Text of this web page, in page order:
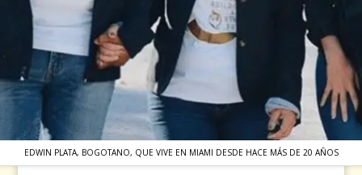
EDWIN PLATA, BOGOTANO, QUE VIVE EN MIAMI DESDE HACE MÁS DE 20 AÑOS